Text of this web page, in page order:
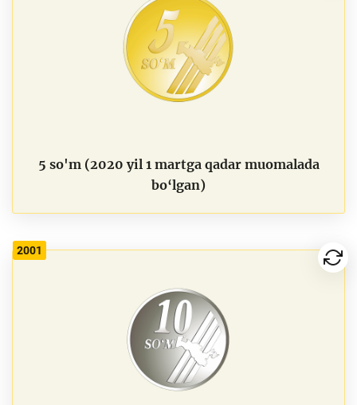
5 so'm (2020 yil 1 martga qadar muomalada
bo‘lgan)
2001